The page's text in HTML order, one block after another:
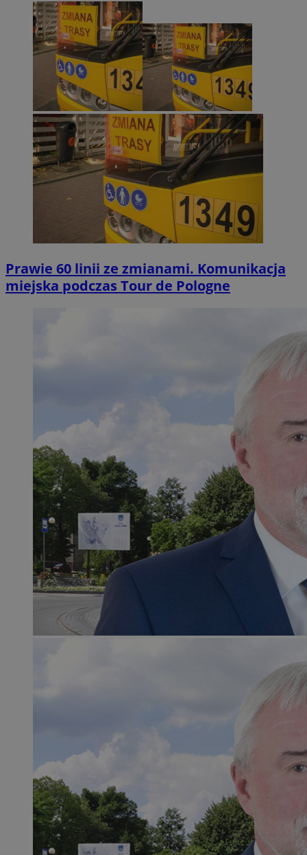
Prawie 60 linii ze zmianami. Komunikacja
miejska podczas Tour de Pologne